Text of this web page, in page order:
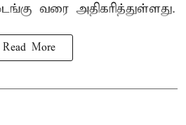
வரை அதிகரித்துள்ளது.
Read More